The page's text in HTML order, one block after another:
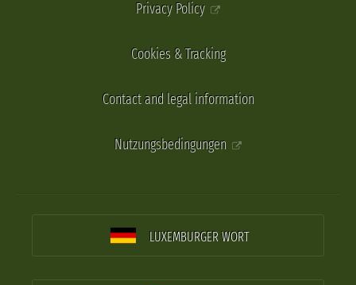
Privacy Policy
Cookies & Tracking
Contact and legal information
Nutzungsbedingungen
LUXEMBURGER WORT